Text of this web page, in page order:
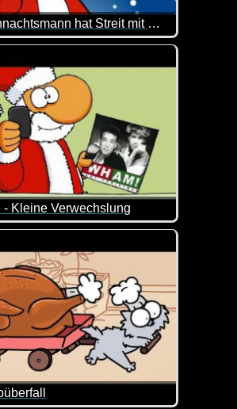
Der Weihnachtsmann hat Streit mit Rudolf
hoffentlich legt sich das wieder. Wenn
- Kleine Verwechslung
ist nicht fehlerfrei ;-)